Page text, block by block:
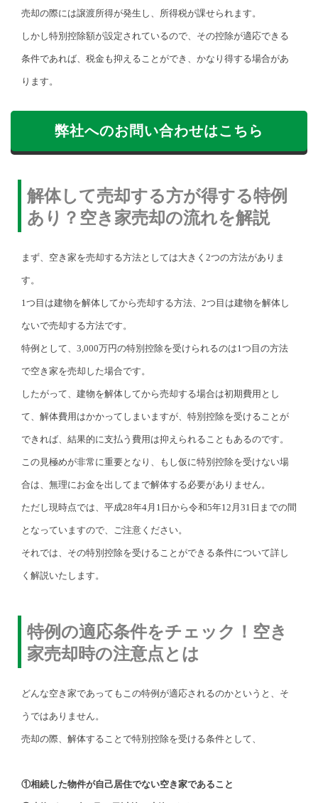
売却の際には譲渡所得が発生し、所得税が課せられます。
しかし特別控除額が設定されているので、その控除が適応できる
条件であれば、税金も抑えることができ、かなり得する場合があ
ります。
弊社へのお問い合わせはこちら
解体して売却する方が得する特例
あり？空き家売却の流れを解説
まず、空き家を売却する方法としては大きく2つの方法がありま
す。
1つ目は建物を解体してから売却する方法、2つ目は建物を解体し
ないで売却する方法です。
特例として、3,000万円の特別控除を受けられるのは1つ目の方法
で空き家を売却した場合です。
したがって、建物を解体してから売却する場合は初期費用とし
て、解体費用はかかってしまいますが、特別控除を受けることが
できれば、結果的に支払う費用は抑えられることもあるのです。
この見極めが非常に重要となり、もし仮に特別控除を受けない場
合は、無理にお金を出してまで解体する必要がありません。
ただし現時点では、平成28年4月1日から令和5年12月31日までの間
となっていますので、ご注意ください。
それでは、その特別控除を受けることができる条件について詳し
く解説いたします。
特例の適応条件をチェック！空き
家売却時の注意点とは
どんな空き家であってもこの特例が適応されるのかというと、そ
うではありません。
売却の際、解体することで特別控除を受ける条件として、
①相続した物件が自己居住でない空き家であること